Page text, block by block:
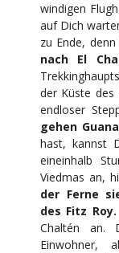
windigen
auf Dich
zu Ende,
nach El
der Küste des
endloser
gehen
hast, kannst
eineinhalb
Viedmas an,
der Ferne
des Fitz Roy.
Chaltén an.
Einwohner,